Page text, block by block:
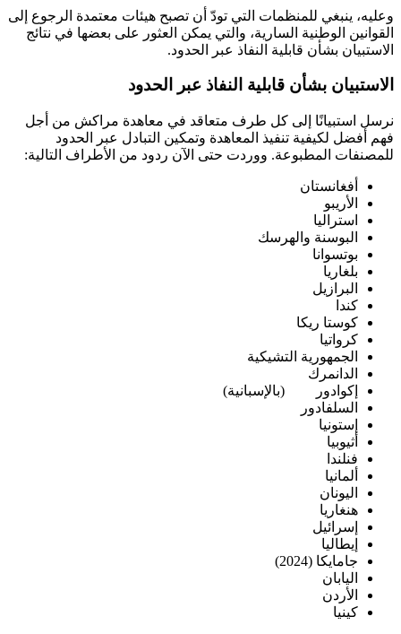
وعليه، ينبغي للمنظمات التي تودّ أن تصبح هيئات معتمدة الرجوع إلى
القوانين الوطنية السارية، والتي يمكن العثور على بعضها في نتائج
الاستبيان بشأن قابلية النفاذ عبر الحدود.
الاستبيان بشأن قابلية النفاذ عبر الحدود
نرسل استبيانًا إلى كل طرف متعاقد في معاهدة مراكش من أجل
فهم أفضل لكيفية تنفيذ المعاهدة وتمكين التبادل عبر الحدود
للمصنفات المطبوعة. ووردت حتى الآن ردود من الأطراف التالية:
أفغانستان
الأريبو
استراليا
البوسنة والهرسك
بوتسوانا
بلغاريا
البرازيل
كندا
كوستا ريكا
كرواتيا
الجمهورية التشيكية
الدانمرك
إكوادور
(بالإسبانية)
السلفادور
إستونيا
أثيوبيا
فنلندا
ألمانيا
اليونان
هنغاريا
إسرائيل
إيطاليا
جامايكا (2024)
اليابان
الأردن
كينيا